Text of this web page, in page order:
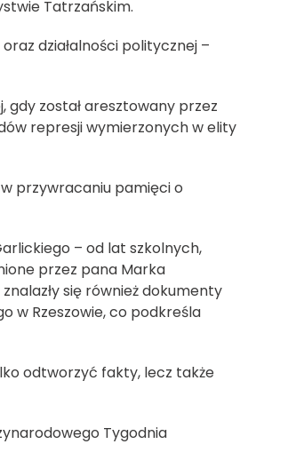
Tatrzańskim.
działalności politycznej –
został aresztowany przez
represji wymierzonych w elity
przywracaniu pamięci o
– od lat szkolnych,
przez pana Marka
się również dokumenty
w Rzeszowie, co podkreśla
odtworzyć fakty, lecz także
Tygodnia